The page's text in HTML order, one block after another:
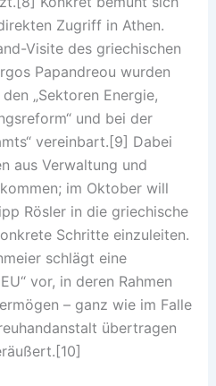
Zugriff in Athen.
Visite des griechischen
Papandreou wurden
„Sektoren Energie,
und bei der
vereinbart.[9] Dabei
aus Verwaltung und
im Oktober will
Rösler in die griechische
Schritte einzuleiten.
schlägt eine
vor, in deren Rahmen
– ganz wie im Falle
übertragen